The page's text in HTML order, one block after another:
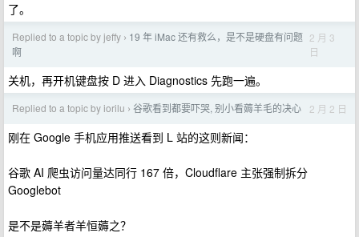
了。
Replied to a topic by jeffy › 19 年 iMac 还有救么，是不是硬盘有问题
啊
2 月 3
日
关机，再开机键盘按 D 进入 Diagnostics 先跑一遍。
Replied to a topic by iorilu › 谷歌看到都要吓哭, 别小看薅羊毛的决心 2 月 2 日
刚在 Google 手机应用推送看到 L 站的这则新闻：
谷歌 AI 爬虫访问量达同行 167 倍，Cloudflare 主张强制拆分
Googlebot
是不是薅羊者羊恒薅之？